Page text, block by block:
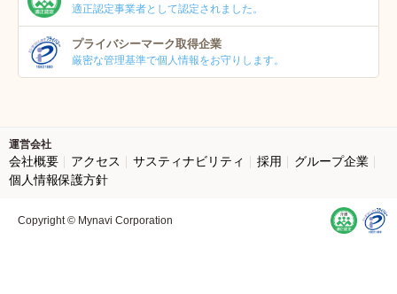
適正認定事業者として認定されました。
プライバシーマーク取得企業
厳密な管理基準で個人情報をお守りします。
運営会社
会社概要 アクセス サスティナビリティ 採用
グループ企業
個人情報保護方針
Copyright © Mynavi Corporation